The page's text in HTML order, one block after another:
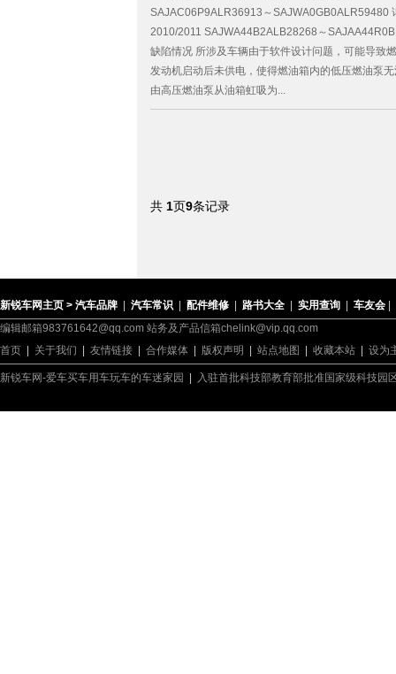
SAJAC06P9ALR36913～SAJWA0GB0ALR59480
2010/2011 SAJWA44B2ALB28268～
缺陷情况 所涉及车辆由于软件设计问题，可能导致
发动机启动后未供电，使得燃油箱内的低压燃油泵
由高压燃油泵从油箱虹吸为...
共 1页9条记录
新锐车网主页 > 汽车品牌 | 汽车常识 | 配件维修 | 路书大全 | 实用查询 | 车友会 |
编辑邮箱983761642@qq.com 站务及产品信箱chelink@vip.qq.com
首页 | 关于我们 | 友情链接 | 合作媒体 | 版权声明 | 站点地图 | 收藏本站 | 设为
新锐车网-爱车买车用车玩车的车迷家园 | 入驻首批科技部教育部批准国家级科技园